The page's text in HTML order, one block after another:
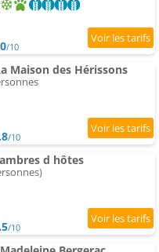
/10
Maison des Hérissons
/10
d hôtes
/10